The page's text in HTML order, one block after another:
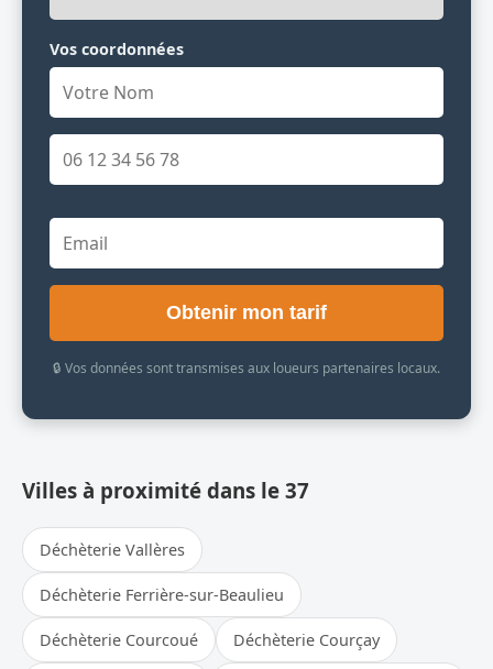
Vos coordonnées
Obtenir mon tarif
🔒 Vos données sont transmises aux loueurs partenaires locaux.
Villes à proximité dans le 37
Déchèterie Vallères
Déchèterie Ferrière-sur-Beaulieu
Déchèterie Courcoué Déchèterie Courçay